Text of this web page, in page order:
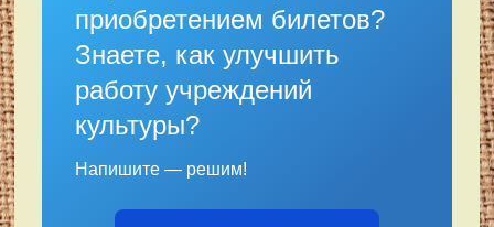
приобретением билетов?
Знаете, как улучшить
работу учреждений
культуры?
Напишите — решим!